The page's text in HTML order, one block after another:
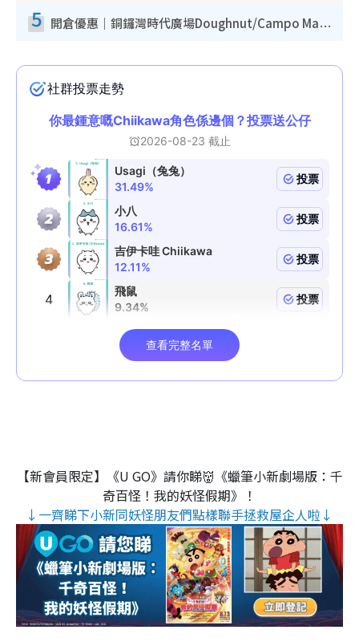
5 開倉優惠｜銅鑼灣時代廣場Doughnut/Campo Marzio開倉低至1折！背囊、書包、手袋劈價$200起
【新會員限定】《U GO》請你睇👹《蠟筆小新劇場版：千
奇百怪！我的妖怪假期》！
↓一齊睇下小新同妖怪朋友們點樣聯手拯救屋企人啦↓